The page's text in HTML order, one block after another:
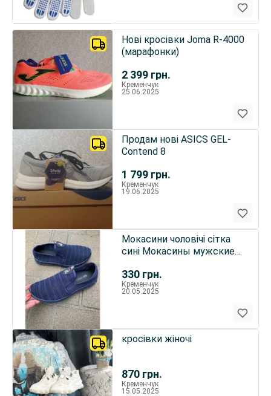
2 399 грн.
Нові кросівки Joma R-4000
(марафонки)
Кременчук
25.06.2025
1 799 грн.
Продам нові ASICS GEL-
Contend 8
Кременчук
19.06.2025
330 грн.
Мокасини чоловічі сітка
сині Мокасины мужские
Кременчук
20.05.2025
870 грн.
кросівки жіночі
Кременчук
15.05.2025